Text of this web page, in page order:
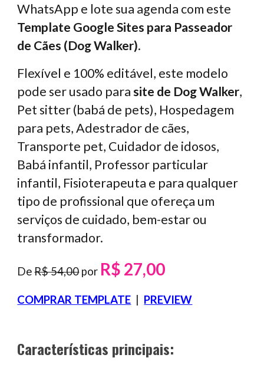
WhatsApp e lote sua agenda com este
Template Google Sites para Passeador
de Cães (Dog Walker).
Flexível e 100% editável, este modelo
pode ser usado parasite de Dog Walker,
Pet sitter (babá de pets), Hospedagem
para pets, Adestrador de cães,
Transporte pet, Cuidador de idosos,
Babá infantil, Professor particular
infantil, Fisioterapeuta e para qualquer
tipo de profissional que ofereça um
serviços de cuidado, bem-estarou
transformador.
DeR$ 54,00por R$ 27,00
COMPRAR TEMPLATE PREVIEW
Características principais: